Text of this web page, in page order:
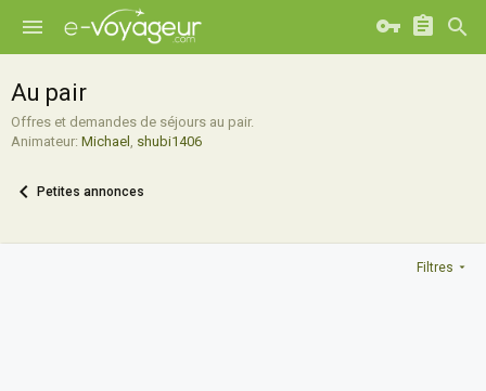
Au pair
Offres et demandes de séjours au pair.
Animateur: Michael , shubi1406
Petites annonces
Filtres